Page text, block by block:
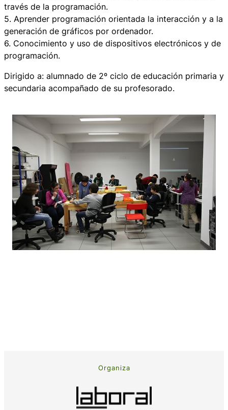
través de la programación.
5. Aprender programación orientada la interacción y a la
generación de gráficos por ordenador.
6. Conocimiento y uso de dispositivos electrónicos y de
programación.
Dirigido a: alumnado de 2º ciclo de educación primaria y
secundaria acompañado de su profesorado.
Organiza